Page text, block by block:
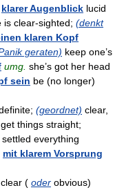
klarer Augenblick lucid
is clear-sighted; (denkt
klaren Kopf
geraten) keep one’s
umg. she’s got her head
sein be (no longer)
(geordnet) clear,
get things straight;
everything
mit klarem Vorsprung
clear ( oder obvious)